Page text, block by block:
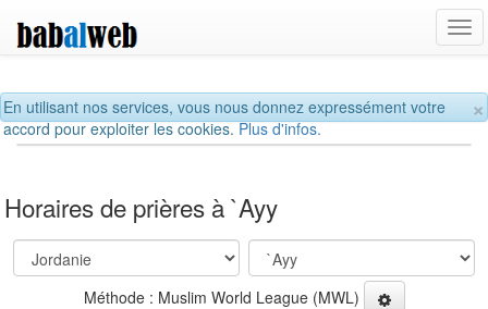
×
En utilisant nos services, vous nous donnez expressément votre
accord pour exploiter les cookies.Plus d'infos.
Horaires de prières à `Ayy
Méthode : Muslim World League (MWL)